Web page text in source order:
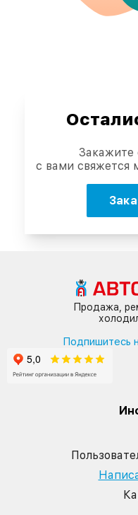
Закажите
с вами свяжется
Продажа,
Подпишитесь